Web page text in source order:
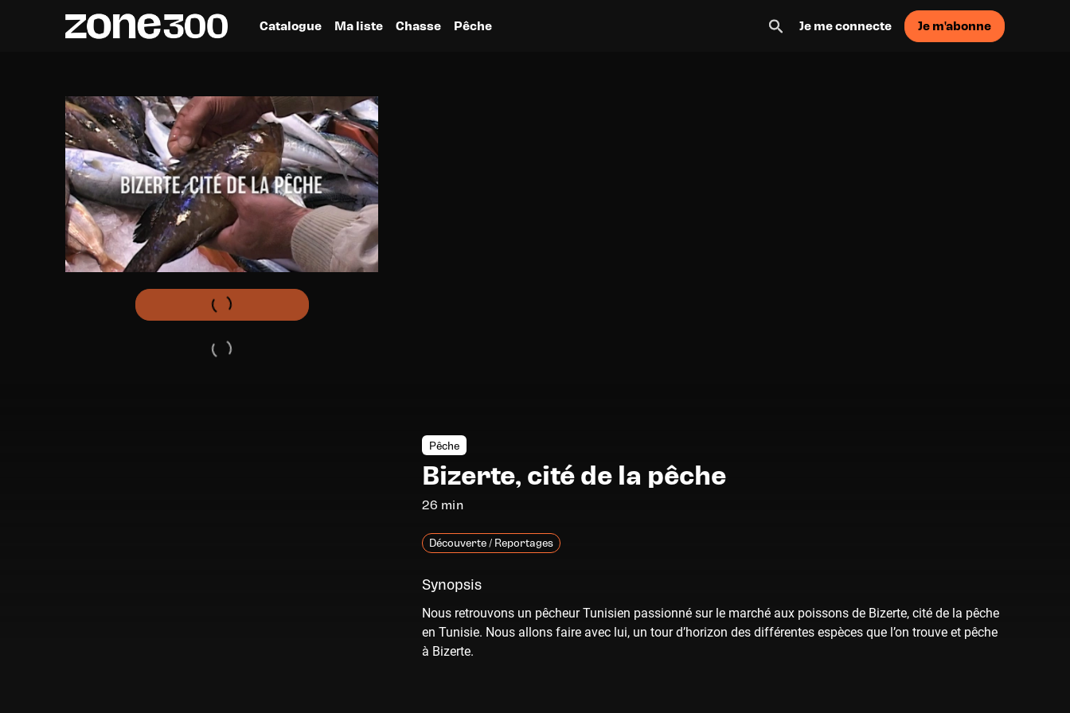
Catalogue Ma liste Chasse Pêche Je me connecte Je m'abonne
Pêche
Bizerte, cité de la pêche
26 min
Découverte / Reportages
Synopsis
Nous retrouvons un pêcheur Tunisien passionné sur le marché aux poissons de Bizerte, cité de la pêche
en Tunisie. Nous allons faire avec lui, un tour d’horizon des différentes espèces que l’on trouve et pêche
à Bizerte.